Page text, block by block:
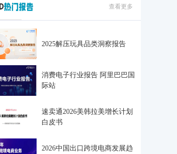
查看更多
2025解压玩具品类洞察报告
消费电子行业报告 阿里巴巴国
际站
速卖通2026美韩拉美增长计划
白皮书
2026中国出口跨境电商发展趋